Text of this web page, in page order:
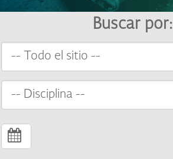
Buscar por: